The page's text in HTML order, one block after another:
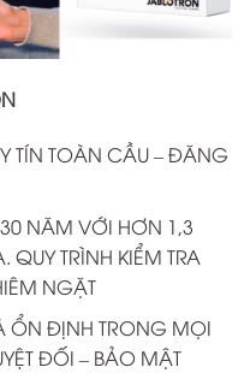
TÍN TOÀN CẦU – ĐĂNG
NĂM VỚI HƠN 1,3
TRÌNH KIỂM TRA
NGẶT
ỔN ĐỊNH TRONG MỌI
ĐỐI – BẢO MẬT